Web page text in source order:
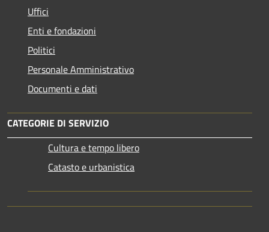
Uffici
Enti e fondazioni
Politici
Personale Amministrativo
Documenti e dati
CATEGORIE DI SERVIZIO
Cultura e tempo libero
Catasto e urbanistica